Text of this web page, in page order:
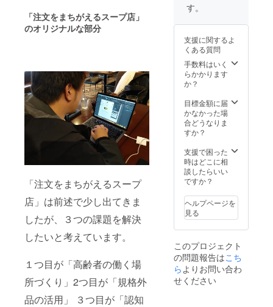
「注文をまちがえるスープ店」
のオリジナルな部分
「注文をまちがえるスープ
店」は前述で少し出てきま
したが、３つの課題を解決
したいと考えています。
１つ目が「高齢者の働く場
所づくり」2つ目が「規格外
品の活用」 ３つ目が「認知
又は7月
を配送
するタ
イミン
グで同
時にお
しま
す。
少し傷
ている
など、
商品規
格に満
たない
を指し
ます。
出来上
がった
ナル
スープ
をパッ
ケージ
届けい
たしま
す。4月
又は7月
を配送
するタ
イミン
グで同
時にお
す。
支援に関するよ
くある質問
手数料はいく
らかかります
か？
目標金額に届
かなかった場
合どうなりま
すか？
支援で困った
時はどこに相
談したらいい
ですか？
ヘルプページを
見る
このプロジェクト
の問題報告はこち
ら よりお問い合わ
せください